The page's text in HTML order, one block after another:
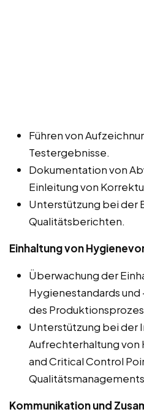
Führen von
Testergebnisse.
Dokumentation von
Einleitung von
Unterstützung bei der
Qualitätsberichten.
Einhaltung von
Überwachung der
Hygienestandards
des
Unterstützung bei der
Aufrechterhaltung von
and Critical Control
Kommunikation und